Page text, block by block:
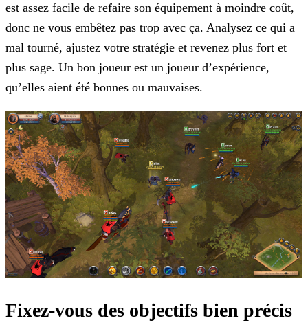
est assez facile de refaire son équipement à moindre coût,
donc ne vous embêtez pas trop avec ça. Analysez ce qui a
mal tourné, ajustez votre stratégie et revenez plus fort et
plus sage. Un bon joueur est un joueur d’expérience,
qu’elles aient été bonnes ou mauvaises.
Fixez-vous des objectifs bien précis